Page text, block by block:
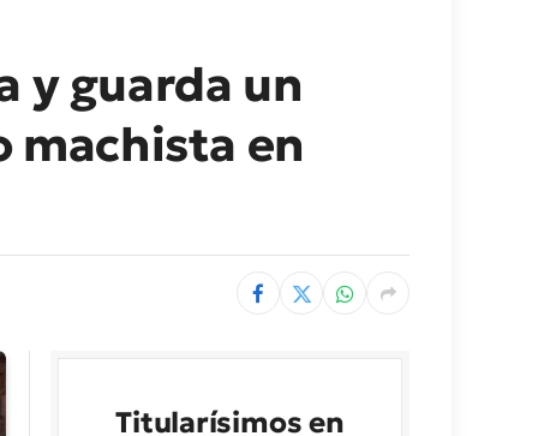
y guarda un
machista en
Titularísimos en